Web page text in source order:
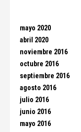
mayo 2020
abril 2020
noviembre 2016
octubre 2016
septiembre 2016
agosto 2016
julio 2016
junio 2016
mayo 2016